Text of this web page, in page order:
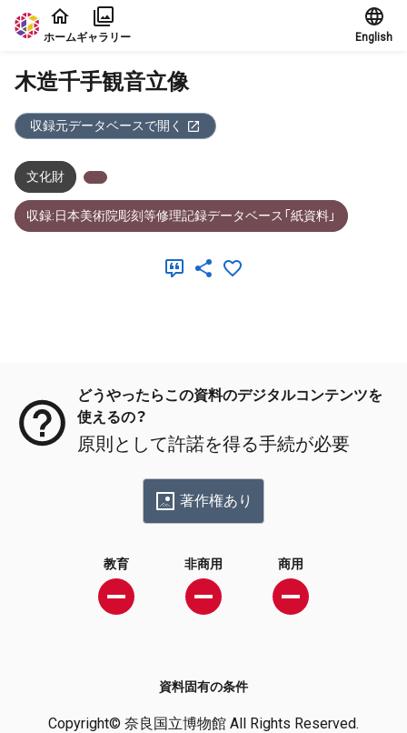
本文に飛ぶ
ホームギャラリー English
木造千手観音立像
収録元データベースで開く
文化財
収録:日本美術院彫刻等修理記録データベース「紙資料」
どうやったらこの資料のデジタルコンテンツを
使えるの？
原則として許諾を得る手続が必要
著作権あり
教育 非商用 商用
資料固有の条件
Copyright© 奈良国立博物館 All Rights Reserved.